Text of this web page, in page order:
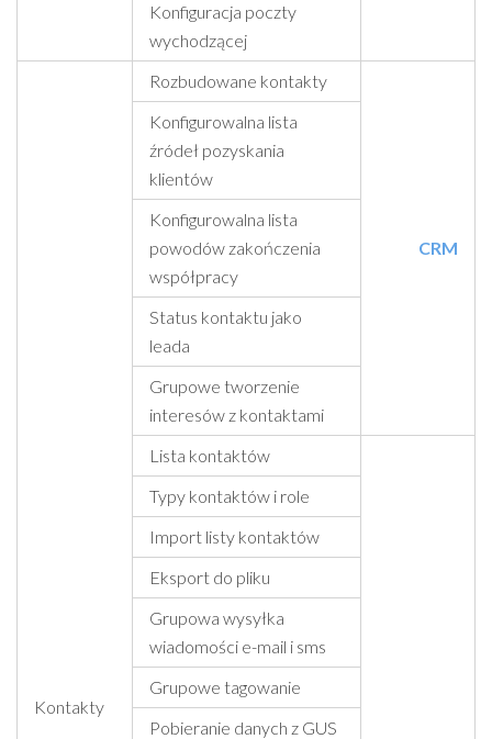
Konfiguracja poczty
wychodzącej
Kontakty
Rozbudowane kontakty
CRM
Konfigurowalna lista
źródeł pozyskania
klientów
Konfigurowalna lista
powodów zakończenia
współpracy
Status kontaktu jako
leada
Grupowe tworzenie
interesów z kontaktami
Lista kontaktów
Typy kontaktów i role
Import listy kontaktów
Eksport do pliku
Grupowa wysyłka
wiadomości e-mail i sms
Grupowe tagowanie
Pobieranie danych z GUS